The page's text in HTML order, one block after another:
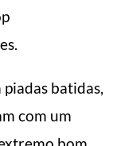
batidas,
com um